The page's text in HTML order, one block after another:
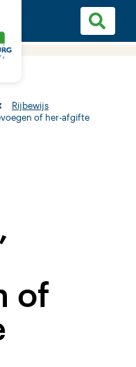
Rijbewijs
of her-afgifte
of